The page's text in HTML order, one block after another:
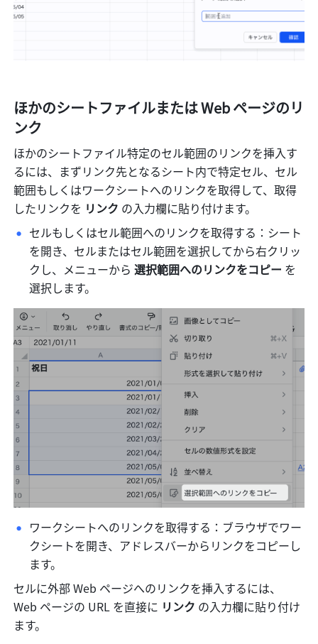
ほかのシートファイルまたは Web ページのリ
ンク
ほかのシートファイル特定のセル範囲のリンクを挿入す
るには、まずリンク先となるシート内で特定セル、セル
範囲もしくはワークシートへのリンクを取得して、取得
したリンクを リンク の入力欄に貼り付けます。
セルもしくはセル範囲へのリンクを取得する：シート
を開き、セルまたはセル範囲を選択してから右クリッ
クし、メニューから 選択範囲へのリンクをコピー を
選択します。
ワークシートへのリンクを取得する：ブラウザでワー
クシートを開き、アドレスバーからリンクをコピーし
ます。
セルに外部 Web ページへのリンクを挿入するには、
Web ページの URL を直接に リンク の入力欄に貼り付け
ます。